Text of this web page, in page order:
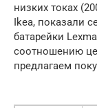
низких токах
Ikea, показали
батарейки
соотношению
предлагаем